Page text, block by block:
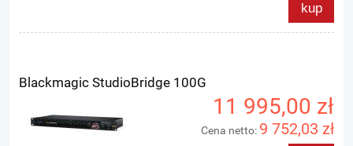
kup
Blackmagic StudioBridge 100G
11 995,00 zł
Cena netto: 9 752,03 zł